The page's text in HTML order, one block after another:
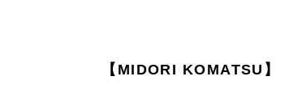
【MIDORI KOMATSU】